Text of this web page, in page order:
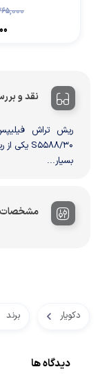
نقد و
بسیار...
مشخصات
دکویار برند
دیدگاه ها